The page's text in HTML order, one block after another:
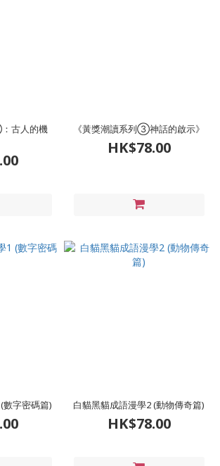
古人的機
《黃獎潮讀系列③神話的啟示》
HK$78.00
數字密碼篇) 白貓黑貓成語漫學2 (動物傳奇篇)
HK$78.00